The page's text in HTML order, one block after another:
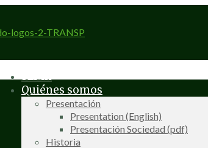
SEMh
Quiénes somos
Presentación
Presentation (English)
Presentación Sociedad (pdf)
Historia